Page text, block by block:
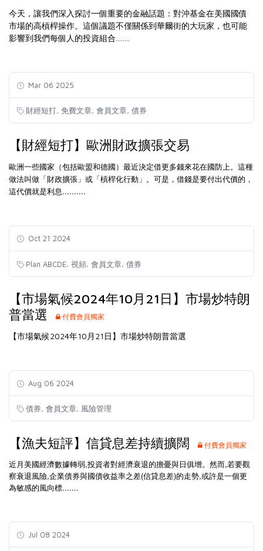
今天，讓我們深入探討一個重要的金融話題：對沖基金在美國國債
市場的高槓桿操作。這個議題不僅關係到華爾街的大玩家，也可能
影響到我們每個人的投資組合........
Mar 06 2025
財經短打 免費文章 會員文章 債券
【財經短打】歐洲財政擴張交易
歐洲一些國家（包括歐盟和德國）最近決定借更多錢來花在國防上。這種
做法叫做「財政擴張」或「槓桿化行動」。可是，借錢是要付出代價的，
這代價就是利息..........
Oct 21 2024
Plan ABCDE, 視頻, 會員文章, 債券
【市場氣候2024年10月21日】市場炒特朗
普當選
付費會員獨家
【市場氣候2024年10月21日】市場炒特朗普當選
Aug 06 2024
債券 會員文章 風險管理
【漁夫短評】信貸息差持續擴闊 付費會員獨家
近月美國經濟數據轉弱,投資者對經濟衰退的擔憂與日俱增。然而,若要觀
察衰退風險,企業債券與國債收益率之差(信貸息差)的走勢,或許是一個更
為敏感的風向標.......
Jul 08 2024